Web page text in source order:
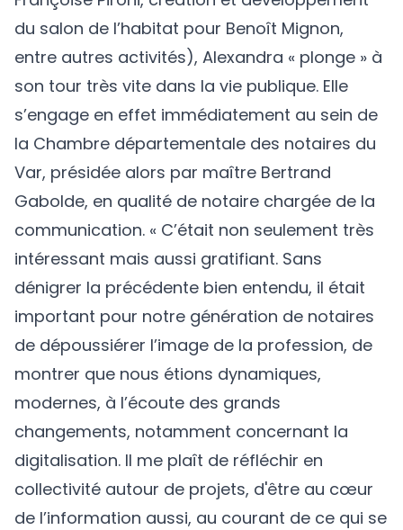
du salon de l’habitat pour Benoît Mignon,
entre autres activités), Alexandra « plonge » à
son tour très vite dans la vie publique. Elle
s’engage en effet immédiatement au sein de
la Chambre départementale des notaires du
Var, présidée alors par maître Bertrand
Gabolde, en qualité de notaire chargée de la
communication. « C’était non seulement très
intéressant mais aussi gratifiant. Sans
dénigrer la précédente bien entendu, il était
important pour notre génération de notaires
de dépoussiérer l’image de la profession, de
montrer que nous étions dynamiques,
modernes, à l’écoute des grands
changements, notamment concernant la
digitalisation. Il me plaît de réfléchir en
collectivité autour de projets, d'être au cœur
de l’information aussi, au courant de ce qui se